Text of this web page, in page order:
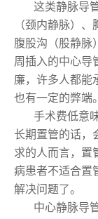
这类静脉导
（颈内静脉）
腹股沟（股静脉
周插入的中心导
廉，许多人都能
也有一定的弊端。
手术费低意
长期置管的话，
求的人而言，置
病患者不适合置
解决问题了。
中心静脉导